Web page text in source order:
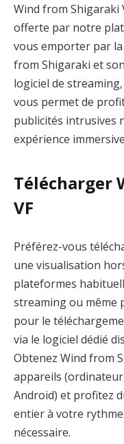
Wind from Shigaraki
offerte par notre
vous emporter par
from Shigaraki et
logiciel de
vous permet de
publicités intrusives
expérience
Télécharger
VF
Préférez-vous
une visualisation
plateformes
streaming ou même
pour le
via le logiciel dédié
Obtenez Wind from
appareils
Android) et profitez
entier à votre
nécessaire.